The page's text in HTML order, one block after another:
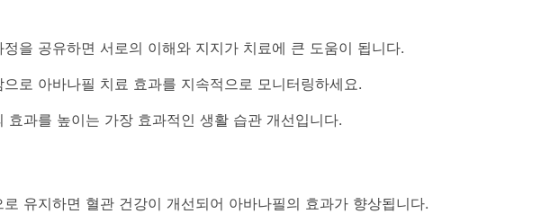
을 공유하면 서로의 이해와 지지가 치료에 큰 도움이 됩니다.
로 아바나필 치료 효과를 지속적으로 모니터링하세요.
효과를 높이는 가장 효과적인 생활 습관 개선입니다.
유지하면 혈관 건강이 개선되어 아바나필의 효과가 향상됩니다.